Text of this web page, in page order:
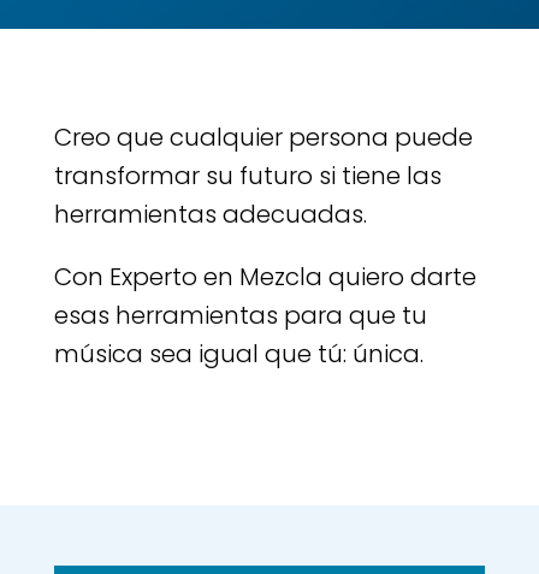
Creo que cualquier persona puede
transformar su futuro si tiene las
herramientas adecuadas.
Con Experto en Mezcla quiero darte
esas herramientas para que tu
música sea igual que tú: única.